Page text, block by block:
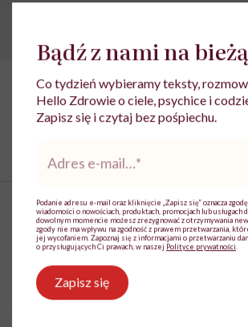
Najpopularniejsze
Bądź z nami na
Co tydzień wybieramy teksty,
Hello Zdrowie o ciele, psychice i
Zapisz się i czytaj bez pośpiechu.
mail*
Podanie adresu e-mail oraz kliknięcie „Zapisz się” oznacza
wiadomości o nowościach, produktach, promocjach lub
dowolnym momencie możesz zrezygnować z otrzymywania
zgody nie ma wpływu na zgodność z prawem przetwarzania,
jej wycofaniem. Zapoznaj się z informacjami o przetwarzaniu
o przysługujących Ci prawach, w naszej Polityce prywatności
Zapisz się